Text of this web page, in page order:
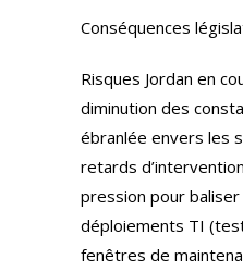
Conséquences
Risques Jordan en
diminution des
ébranlée envers les
retards
pression pour
déploiements TI
fenêtres de